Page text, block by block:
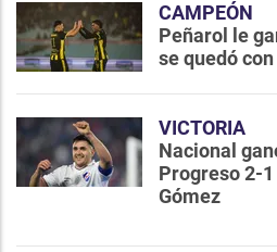
CAMPEÓN
Peñarol le
se quedó
VICTORIA
Nacional
Progreso 2-
Gómez